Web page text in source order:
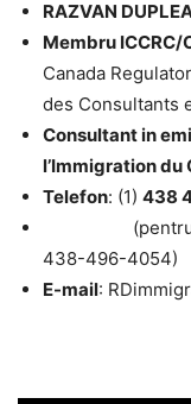
RAZVAN
Membru ICCRC/
Canada
des Consultants
Consultant in
l’Immigration du
Telefon: (1) 438
(pentru cei
438-496-4054)
E-mail: